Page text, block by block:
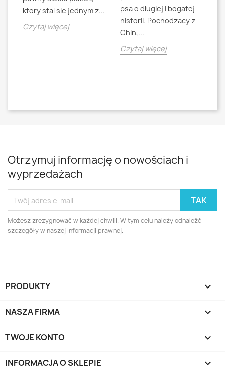
ktory stal sie jednym z...
Czytaj więcej
psa o dlugiej i bogatej
historii. Pochodzacy z
Chin,...
Czytaj więcej
Otrzymuj informację o nowościach i
wyprzedażach
Możesz zrezygnować w każdej chwili. W tym celu należy odnaleźć
szczegóły w naszej informacji prawnej.
PRODUKTY 
NASZA FIRMA 
TWOJE KONTO 
INFORMACJA O SKLEPIE keyboard_arrow_down